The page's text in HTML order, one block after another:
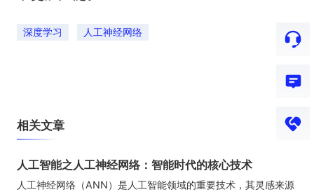
深度学习 人工神经网络
相关文章
人工智能之人工神经网络：智能时代的核心技术
人工神经网络（ANN）是人工智能领域的重要技术，其灵感来源